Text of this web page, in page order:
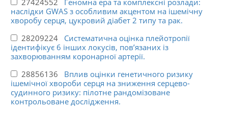
наслідки GWAS з особливим акцентом на ішемічну
хворобу серця, цукровий діабет 2 типу та рак.
28209224 Систематична оцінка плейотропії
ідентифікує 6 інших локусів, пов’язаних із
захворюванням коронарної артерії.
28856136 Вплив оцінки генетичного ризику
ішемічної хвороби серця на зниження серцево-
судинного ризику: пілотне рандомізоване
контрольоване дослідження.